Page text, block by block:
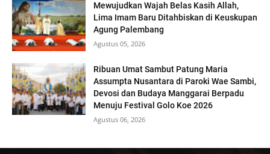
Mewujudkan Wajah Belas Kasih Allah,
Lima Imam Baru Ditahbiskan di Keuskupan
Agung Palembang
Agustus 05, 2026
Ribuan Umat Sambut Patung Maria
Assumpta Nusantara di Paroki Wae Sambi,
Devosi dan Budaya Manggarai Berpadu
Menuju Festival Golo Koe 2026
Agustus 06, 2026